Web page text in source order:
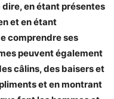
dire, en étant présentes
et en étant
comprendre ses
peuvent également
câlins, des baisers et
et en montrant